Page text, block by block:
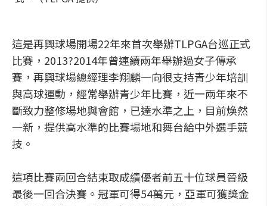
這是再興球場開場22年來首次舉辦TLPGA台巡正式
比賽，2013?2014年曾連續兩年舉辦過女子傳承
賽，再興球場總經理李翔麟一向很支持青少年培訓
與高球運動，經常舉辦青少年比賽，近一兩年來不
斷致力整修場地與會館，已達水準之上，目前煥然
一新，提供高水準的比賽場地和舞台給中外選手競
技。
這項比賽兩回合結束取成績優者前五十位球員晉級
最後一回合決賽。冠軍可得54萬元，亞軍可獲獎金